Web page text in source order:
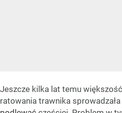
Jeszcze kilka lat temu
ratowania trawnika